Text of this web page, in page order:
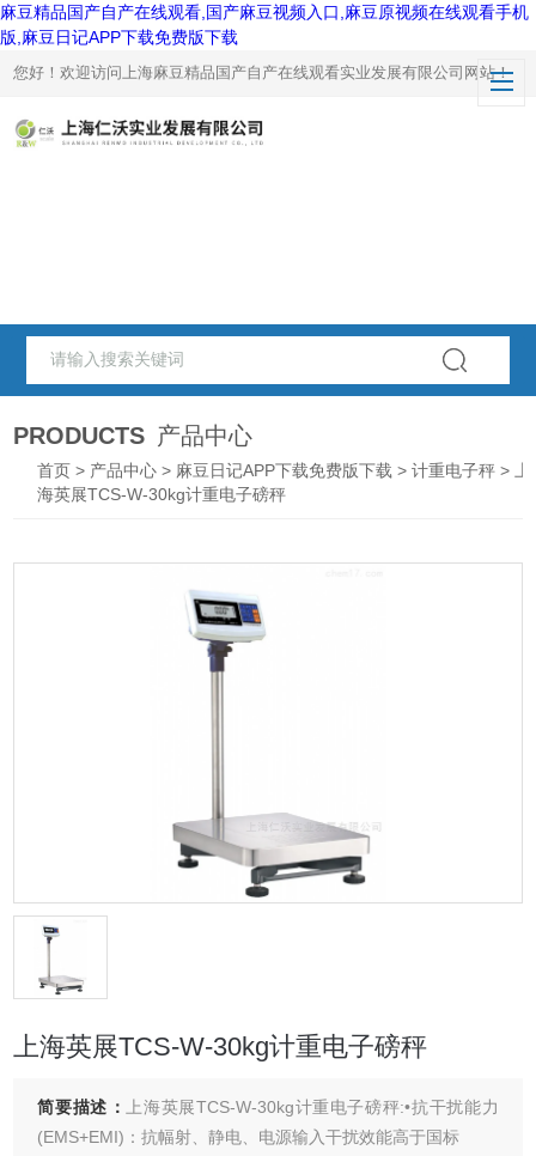
麻豆精品国产自产在线观看,国产麻豆视频入口,麻豆原视频在线观看手机
版,麻豆日记APP下载免费版下载
您好！欢迎访问上海麻豆精品国产自产在线观看实业发展有限公司网站！
PRODUCTS 产品中心
首页 > 产品中心 > 麻豆日记APP下载免费版下载 >计重电子秤 > 上
海英展TCS-W-30kg计重电子磅秤
上海英展TCS-W-30kg计重电子磅秤
简要描述：
上海英展TCS-W-30kg计重电子磅秤:•抗干扰能力
(EMS+EMI)：抗幅射、静电、电源输入干扰效能高于国标